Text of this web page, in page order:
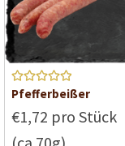
Bewerte
von 5
Pfefferbeißer
€1,72 pro Stück